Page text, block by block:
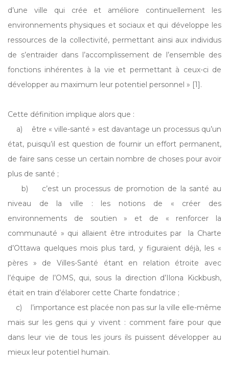
d’une ville qui crée et améliore continuellement les
environnements physiques et sociaux et qui développe les
ressources de la collectivité, permettant ainsi aux individus
de s’entraider dans l’accomplissement de l’ensemble des
fonctions inhérentes à la vie et permettant à ceux-ci de
développer au maximum leur potentiel personnel » [1].
Cette définition implique alors que :
a) être « ville-santé » est davantage un processus qu’un
état, puisqu’il est question de fournir un effort permanent,
de faire sans cesse un certain nombre de choses pour avoir
plus de santé ;
b) c’est un processus de promotion de la santé au
niveau de la ville : les notions de « créer des
environnements de soutien » et de « renforcer la
communauté » qui allaient être introduites par la Charte
d’Ottawa quelques mois plus tard, y figuraient déjà, les «
pères » de Villes-Santé étant en relation étroite avec
l’équipe de l’OMS, qui, sous la direction d’Ilona Kickbush,
était en train d’élaborer cette Charte fondatrice ;
c) l’importance est placée non pas sur la ville elle-même
mais sur les gens qui y vivent : comment faire pour que
dans leur vie de tous les jours ils puissent développer au
mieux leur potentiel humain.